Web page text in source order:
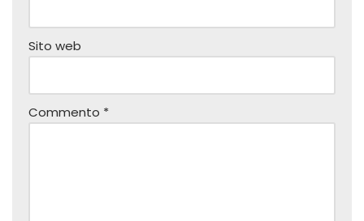
Sito web
Commento *